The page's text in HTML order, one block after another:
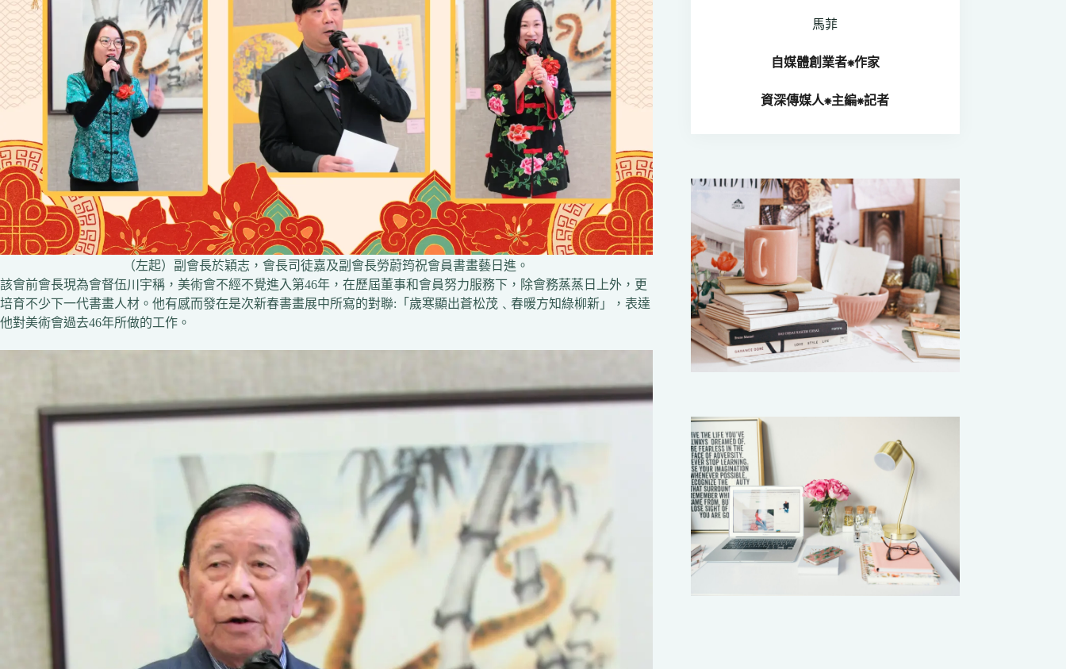
（左起）副會長於穎志，會長司徒嘉及副會長勞蔚筠祝會員書畫藝日進。
該會前會長現為會督伍川宇稱，美術會不經不覺進入第46年，在歷屆董事和會員努力服務下，除會務蒸蒸日上外，更
培育不少下一代書畫人材。他有感而發在是次新春書畫展中所寫的對聯:「歲寒顯出蒼松茂﹑春暖方知綠柳新」，表達
他對美術會過去46年所做的工作。
馬菲
自媒體創業者⁕作家
資深傳媒人⁕主編⁕記者